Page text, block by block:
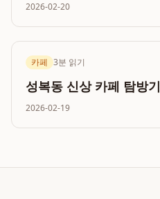
2026-02-20
카페 3분 읽기
성복동 신상 카페 탐방기
2026-02-19